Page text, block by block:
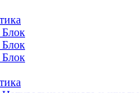
Блок
Блок
Блок